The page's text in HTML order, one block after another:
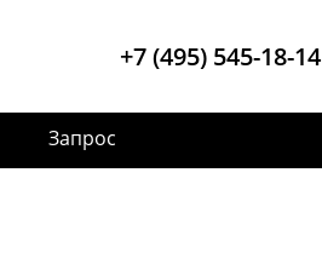
+7 (495) 545-18-14
Запрос